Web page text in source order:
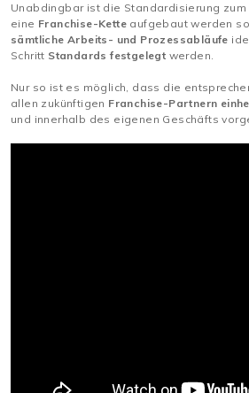
Unabdingbar ist die Standardisierung
eine Franchise-Kette aufgebaut werden
sämtliche Arbeits- und Prozessabläufe
Schritt Standards festgelegt werden.
Nur so ist es möglich, dass die
allen zukünftigen Franchise-Partnern
und innerhalb des eigenen Geschäfts